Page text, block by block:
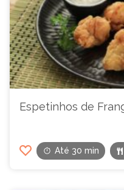
Espetinhos de
Até 30 min